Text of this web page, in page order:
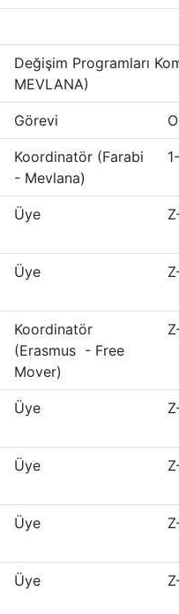
Değişim Programları
MEVLANA)
Görevi
Koordinatör (Farabi
- Mevlana)
Üye
Üye
Koordinatör
(Erasmus - Free
Mover)
Üye
Üye
Üye
Üye